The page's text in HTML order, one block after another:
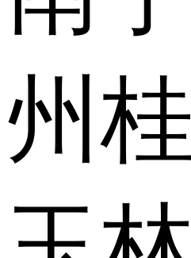
州